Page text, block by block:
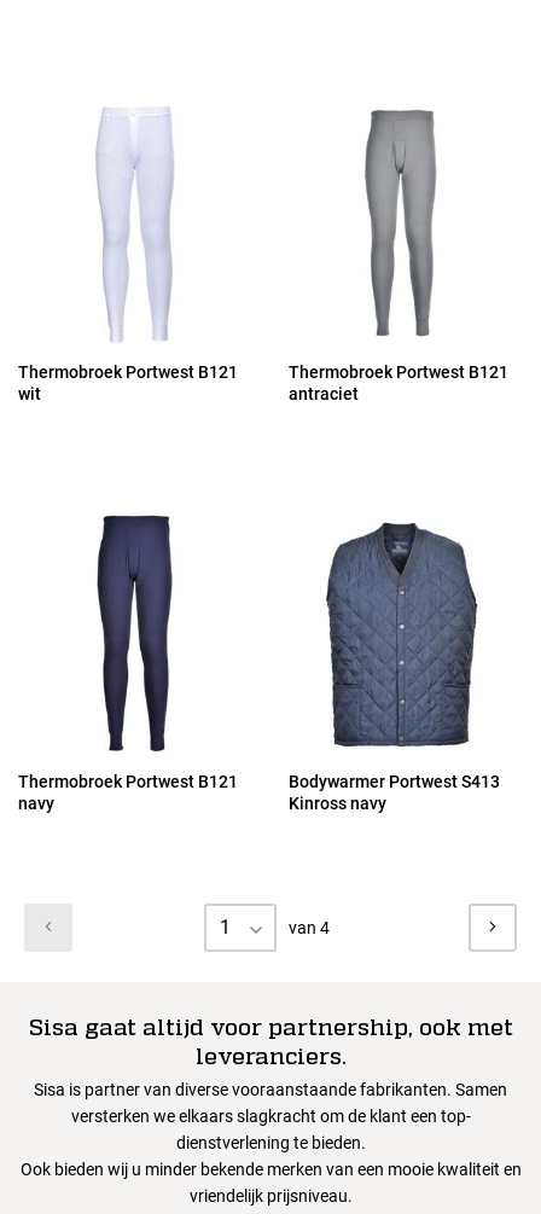
Thermobroek Portwest B121
wit
Thermobroek Portwest B121
antraciet
Thermobroek Portwest B121
navy
Bodywarmer Portwest S413
Kinross navy
1 van 4
Sisa gaat altijd voor partnership, ook met
leveranciers.
Sisa is partner van diverse vooraanstaande fabrikanten. Samen
versterken we elkaars slagkracht om de klant een top-
dienstverlening te bieden.
Ook bieden wij u minder bekende merken van een mooie kwaliteit en
vriendelijk prijsniveau.